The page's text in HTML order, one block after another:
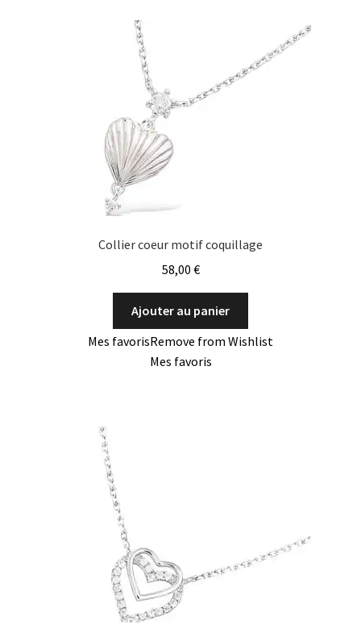
Collier coeur motif coquillage
58,00 €
Ajouter au panier
Mes favorisRemove from Wishlist
Mes favoris